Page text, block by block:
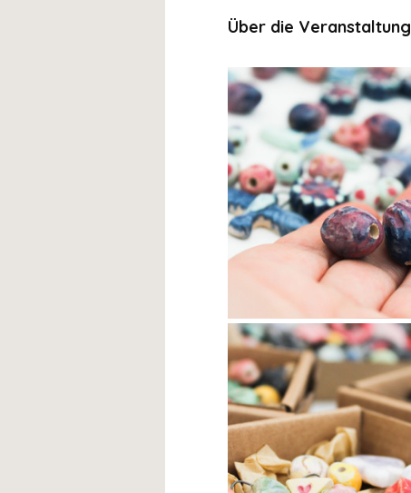
Über die Veranstaltung